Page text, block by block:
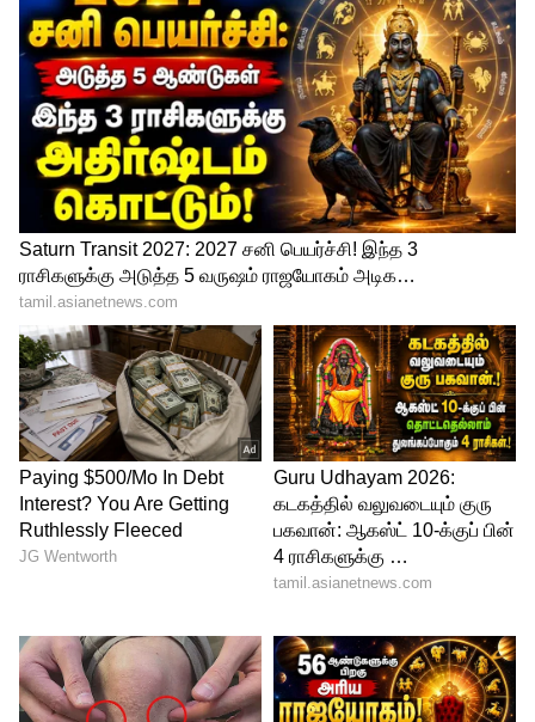
டைவர்ஸ் கொடுப்பாரா ரோகிணி?
3
5
Image Credit :Jiohotstar
இதையடுத்து மனோஜின் ஷோரூமிற்கு
நியூமராலஜிஸ்ட் வருகிறார். அவரிடம் நீங்க
சொன்னபடி நான் கோடீஸ்வரன்
ஆகப்போகிறேன். ஆனால் அந்த பெண்
மனநலம் பாதிக்கப்பட்டவர். அதெல்லாம்
கொஞ்ச நாள்ல சரியாகிடும் என கூறுகிறார்
அந்த ஜோதிடர். இதையடுத்து தனக்கு
சொல்லும் மனோஜ், அதற்கு என்ன
செய்யலாம் என அவரிடம் கேட்க, அவரும்,